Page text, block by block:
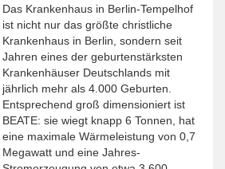
Das Krankenhaus in Berlin-Tempelhof
ist nicht nur das größte christliche
Krankenhaus in Berlin, sondern seit
Jahren eines der geburtenstärksten
Krankenhäuser Deutschlands mit
jährlich mehr als 4.000 Geburten.
Entsprechend groß dimensioniert ist
BEATE: sie wiegt knapp 6 Tonnen, hat
eine maximale Wärmeleistung von 0,7
Megawatt und eine Jahres-